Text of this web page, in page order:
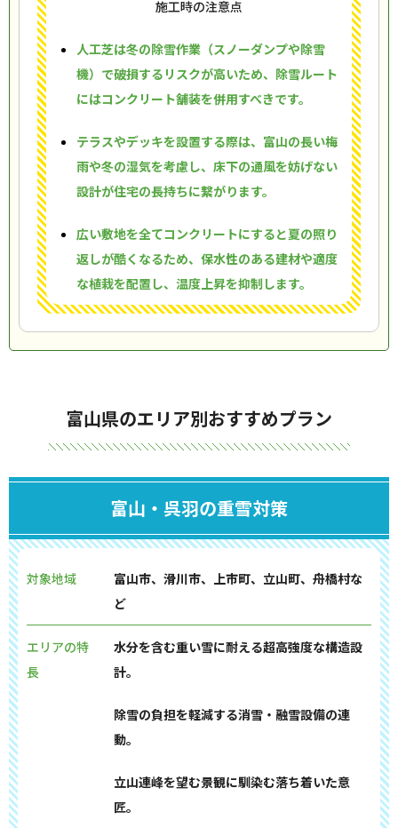
施工時の注意点
人工芝は冬の除雪作業（スノーダンプや除雪
機）で破損するリスクが高いため、除雪ルート
にはコンクリート舗装を併用すべきです。
テラスやデッキを設置する際は、富山の長い梅
雨や冬の湿気を考慮し、床下の通風を妨げない
設計が住宅の長持ちに繋がります。
広い敷地を全てコンクリートにすると夏の照り
返しが酷くなるため、保水性のある建材や適度
な植栽を配置し、温度上昇を抑制します。
富山県のエリア別おすすめプラン
富山・呉羽の重雪対策
対象地域
富山市、滑川市、上市町、立山町、舟橋村な
ど
エリアの特
長
水分を含む重い雪に耐える超高強度な構造設
計。
除雪の負担を軽減する消雪・融雪設備の連
動。
立山連峰を望む景観に馴染む落ち着いた意
匠。